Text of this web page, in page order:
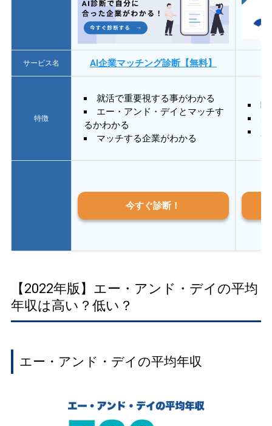
サービス名 AI企業マッチング診断【無料】
特徴
就活で重要視する事がわかる
エー・アンド・デイとマッチす
るかわかる
マッチする企業がわかる
質
今すぐ診断！
【2022年版】エー・アンド・デイの平均
年収は高い？低い？
エー・アンド・デイの平均年収